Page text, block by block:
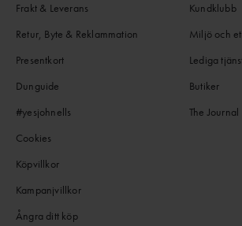
Frakt & Leverans
Retur, Byte & Reklammation
Presentkort
Dunguide
#yesjohnells
Cookies
Köpvillkor
Kampanjvillkor
Ångra ditt köp
Kundklubb
Miljö och
Lediga
Butiker
The Journal